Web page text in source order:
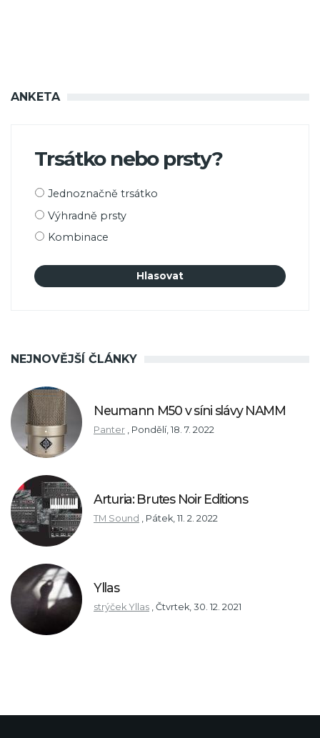
ANKETA
Trsátko nebo prsty?
Možnosti
Jednoznačně trsátko
Výhradně prsty
Kombinace
NEJNOVĚJŠÍ ČLÁNKY
Neumann M50 v síni slávy NAMM
Panter , Pondělí, 18. 7. 2022
Arturia: Brutes Noir Editions
TM Sound , Pátek, 11. 2. 2022
Yllas
strýček Yllas , Čtvrtek, 30. 12. 2021